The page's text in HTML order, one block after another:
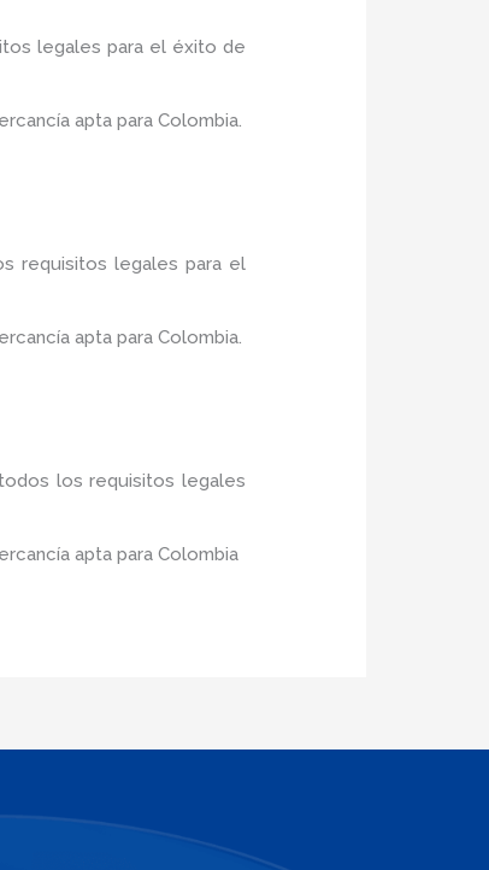
legales para el éxito de
apta para Colombia.
requisitos legales para el
apta para Colombia.
los requisitos legales
apta para Colombia